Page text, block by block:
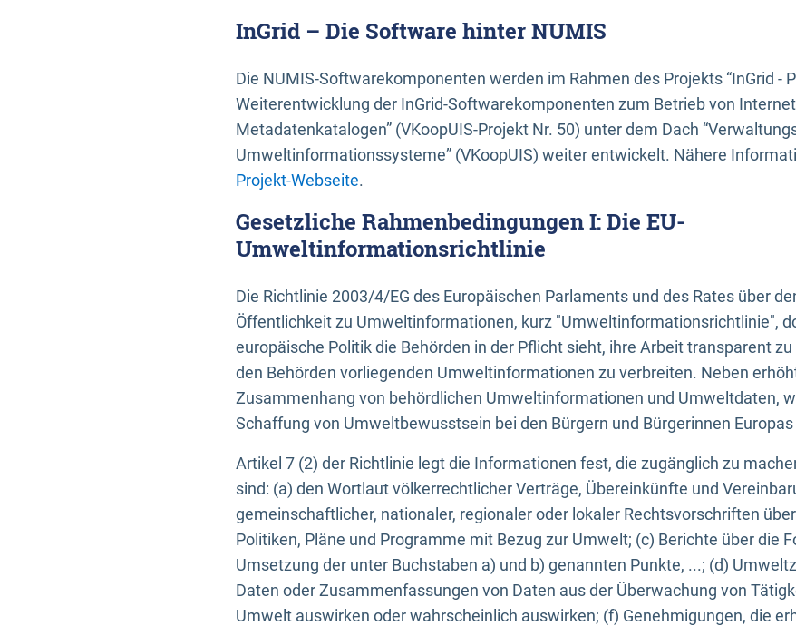
InGrid – Die Software hinter NUMIS
Die NUMIS-Softwarekomponenten werden im Rahmen des Projekts “InGrid -
Weiterentwicklung der InGrid-Softwarekomponenten zum Betrieb von
Metadatenkatalogen” (VKoopUIS-Projekt Nr. 50) unter dem Dach
Umweltinformationssysteme” (VKoopUIS) weiter entwickelt. Nähere
Projekt-Webseite.
Gesetzliche Rahmenbedingungen I: Die EU-
Umweltinformationsrichtlinie
Die Richtlinie 2003/4/EG des Europäischen Parlaments und des Rates über
Öffentlichkeit zu Umweltinformationen, kurz "Umweltinformationsrichtlinie",
europäische Politik die Behörden in der Pflicht sieht, ihre Arbeit transparent
den Behörden vorliegenden Umweltinformationen zu verbreiten. Neben
Zusammenhang von behördlichen Umweltinformationen und Umweltdaten,
Schaffung von Umweltbewusstsein bei den Bürgern und Bürgerinnen
Artikel 7 (2) der Richtlinie legt die Informationen fest, die zugänglich zu
sind: (a) den Wortlaut völkerrechtlicher Verträge, Übereinkünfte und
gemeinschaftlicher, nationaler, regionaler oder lokaler Rechtsvorschriften
Politiken, Pläne und Programme mit Bezug zur Umwelt; (c) Berichte über die
Umsetzung der unter Buchstaben a) und b) genannten Punkte, ...; (d)
Daten oder Zusammenfassungen von Daten aus der Überwachung von
Umwelt auswirken oder wahrscheinlich auswirken; (f) Genehmigungen, die